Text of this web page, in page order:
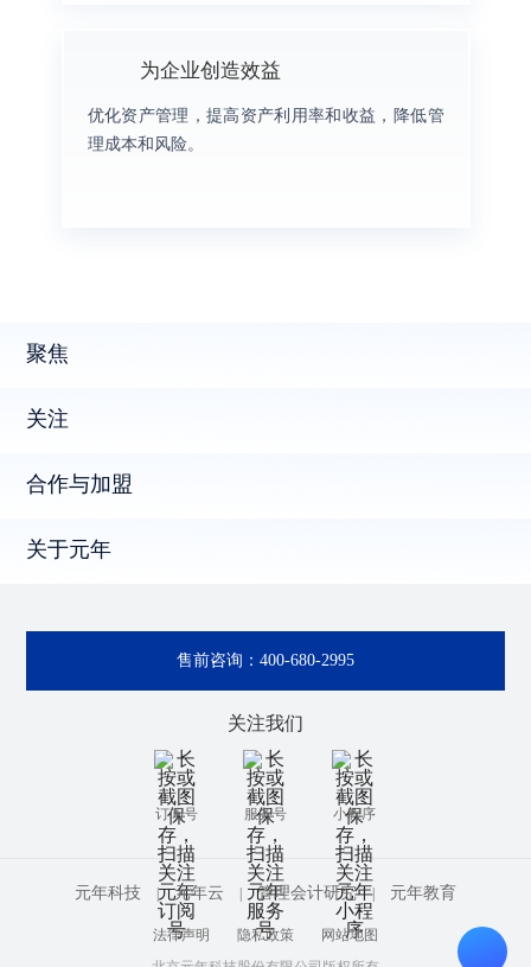
为企业创造效益
优化资产管理，提高资产利用率和收益，降低管
理成本和风险。
聚焦
关注
合作与加盟
关于元年
售前咨询： 400-680-2995
关注我们
订阅号 服务号 小程序
元年科技 | 元年云 管理会计研究 | 元年教育
法律声明 隐私政策
网站地图